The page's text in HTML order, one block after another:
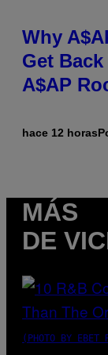
Why
Get
A$AP
hace 12 horas
MÁS
DE
(PHOTO BY EBET